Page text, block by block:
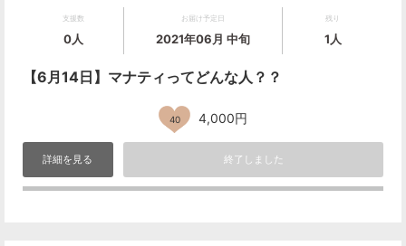
支援数
0人
お届け予定日
2021年06月 中旬
残り
1人
【6月14日】マナティってどんな人？？
40 4,000円
詳細を見る 終了しました